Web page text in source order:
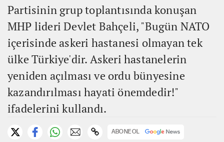
Partisinin grup toplantısında konuşan
MHP lideri Devlet Bahçeli, "Bugün NATO
içerisinde askeri hastanesi olmayan tek
ülke Türkiye'dir. Askeri hastanelerin
yeniden açılması ve ordu bünyesine
kazandırılması hayati önemdedir!"
ifadelerini kullandı.
ABONE OL